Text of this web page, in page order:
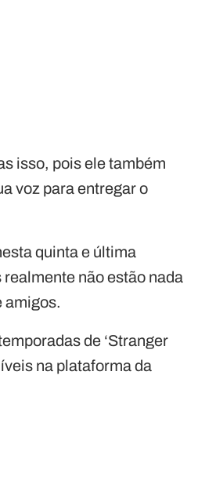
isso, pois ele também
voz para entregar o
quinta e última
não estão nada
amigos.
de ‘Stranger
na plataforma da